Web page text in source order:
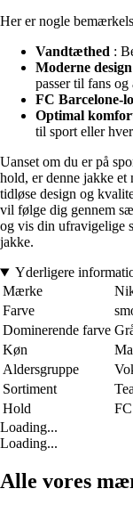
Her er nogle
Vandtæthed :
Moderne design
passer til fans og
FC Barcelone-
Optimal
til sport eller
Uanset om du er på
hold, er denne jakke et
tidløse design og
vil følge dig gennem
og vis din ufravigelige
jakke.
Yderligere
Mærke
Farve
Dominerende farve
Køn
Aldersgruppe
Sortiment
Hold
Loading...
Loading...
Alle vores